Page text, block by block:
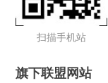
扫描手机站
旗下联盟网站